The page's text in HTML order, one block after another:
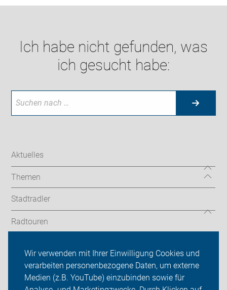
Wir verwenden mit Ihrer Einwilligung Cookies und
verarbeiten personenbezogene Daten, um externe
Medien (z.B. YouTube) einzubinden sowie für
Ich habe nicht gefunden, was
ich gesucht habe:
Aktuelles
Themen
Stadtradler
Radtouren
ADFC Schwäbisch Hall